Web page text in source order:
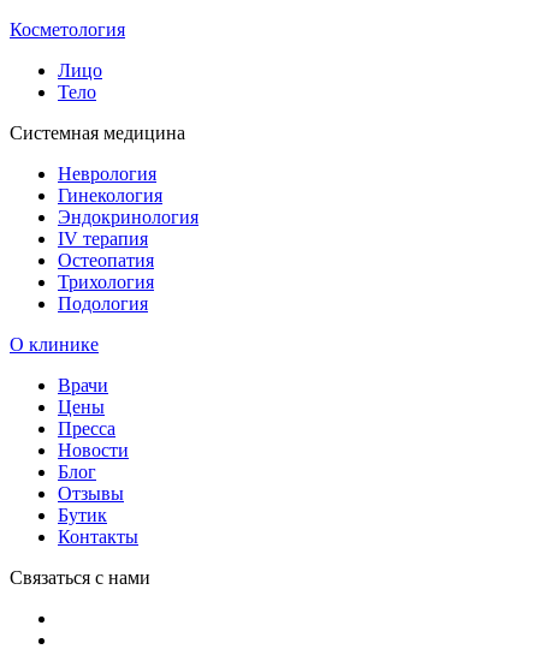
Косметология
Лицо
Тело
Системная медицина
Неврология
Гинекология
Эндокринология
IV терапия
Остеопатия
Трихология
Подология
О клинике
Врачи
Цены
Пресса
Новости
Блог
Отзывы
Бутик
Контакты
Связаться с нами